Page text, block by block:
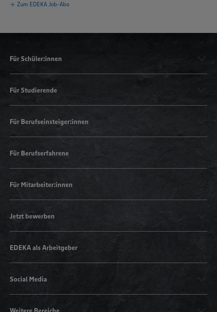
Zum EDEKA Job-Abo
Für Schüler:innen
Für Studierende
Für Berufseinsteiger:innen
Für Berufserfahrene
Für Mitarbeiter:innen
Jetzt bewerben
EDEKA als Arbeitgeber
Social Media